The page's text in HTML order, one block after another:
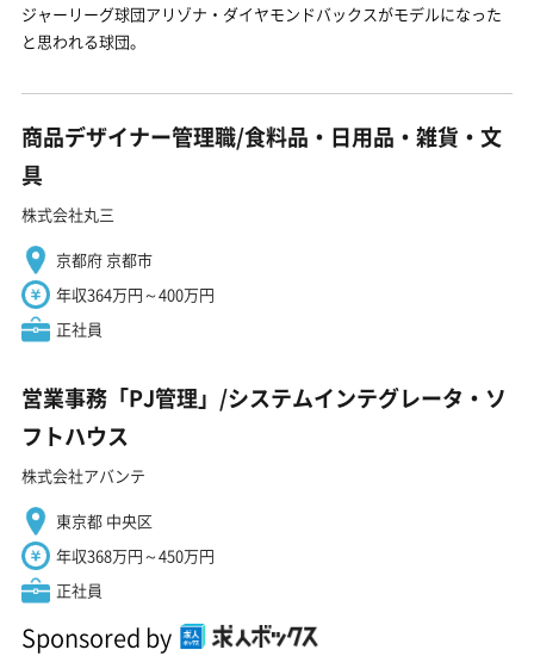
ジャーリーグ球団アリゾナ・ダイヤモンドバックスがモデルになった
と思われる球団。
商品デザイナー管理職/食料品・日用品・雑貨・文
具
株式会社丸三
京都府 京都市
年収364万円～400万円
正社員
営業事務「PJ管理」/システムインテグレータ・ソ
フトハウス
株式会社アバンテ
東京都 中央区
年収368万円～450万円
正社員
Sponsored by